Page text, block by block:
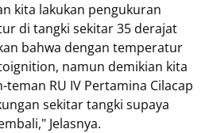
kita lakukan pengukuran
di tangki sekitar 35 derajat
bahwa dengan temperatur
namun demikian kita
RU IV Pertamina Cilacap
sekitar tangki supaya
Jelasnya.